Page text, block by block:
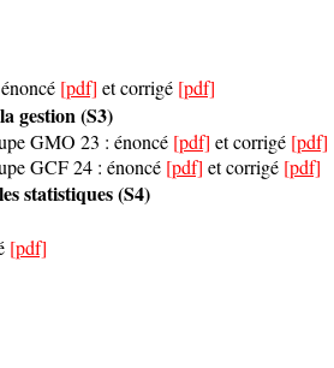
énoncé [pdf] et corrigé [pdf]
gestion (S3)
GMO 23 : énoncé [pdf] et corrigé [pdf]
GCF 24 : énoncé [pdf] et corrigé [pdf]
statistiques (S4)
[pdf]